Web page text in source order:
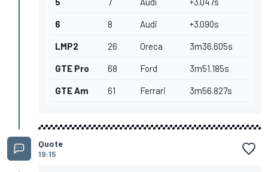
6 8 Audi +3.090s
LMP2 26 Oreca 3m36.605s
GTE Pro 68 Ford 3m51.185s
GTE Am 61 Ferrari 3m56.827s
Quote
19:15